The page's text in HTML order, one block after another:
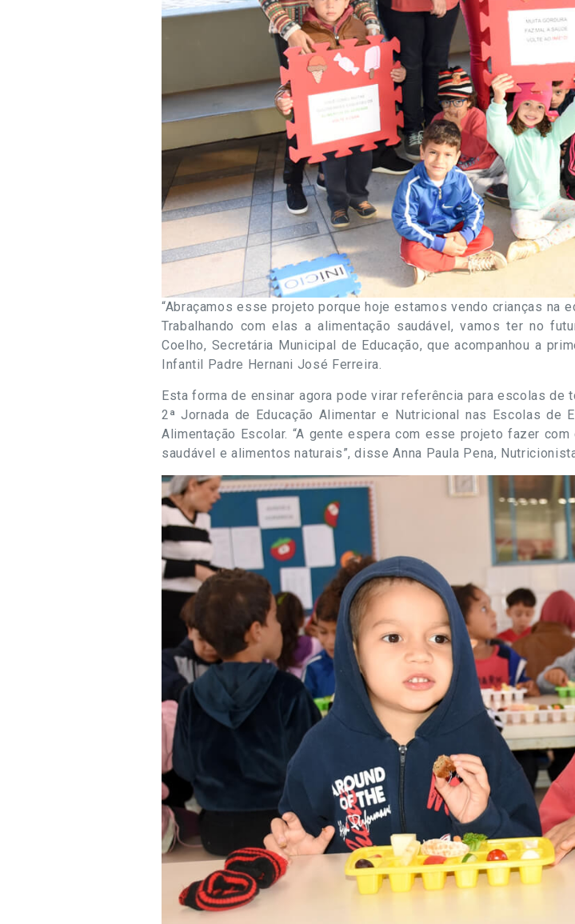
“Abraçamos esse projeto porque hoje estamos vendo crianças na
Trabalhando com elas a alimentação saudável, vamos ter no
Coelho, Secretária Municipal de Educação, que acompanhou a
Infantil Padre Hernani José Ferreira.
Esta forma de ensinar agora pode virar referência para escolas
2ª Jornada de Educação Alimentar e Nutricional nas Escolas de
Alimentação Escolar. “A gente espera com esse projeto fazer
saudável e alimentos naturais”, disse Anna Paula Pena,